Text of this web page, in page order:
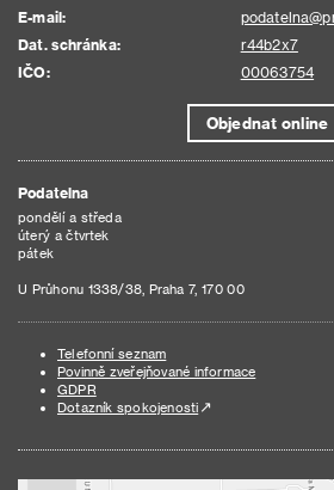
E-mail:
Dat. schránka:
r44b2x7
IČO:
00063754
Objednat online
Podatelna
pondělí a středa
úterý a čtvrtek
pátek
U Průhonu 1338/38, Praha 7, 170 00
Telefonní seznam
Povinně zveřejňované informace
GDPR
Dotazník spokojenosti